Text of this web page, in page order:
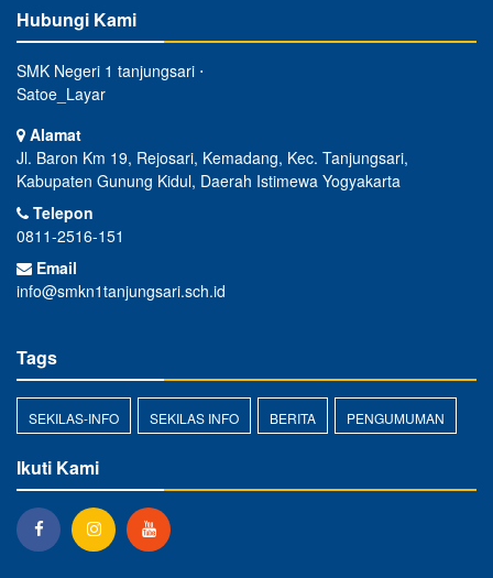
Hubungi Kami
SMK Negeri 1 tanjungsari ⋅
Satoe_Layar
Alamat
Jl. Baron Km 19, Rejosari, Kemadang, Kec. Tanjungsari,
Kabupaten Gunung Kidul, Daerah Istimewa Yogyakarta
Telepon
0811-2516-151
Email
info@smkn1tanjungsari.sch.id
Tags
SEKILAS-INFO SEKILAS INFO BERITA PENGUMUMAN
Ikuti Kami